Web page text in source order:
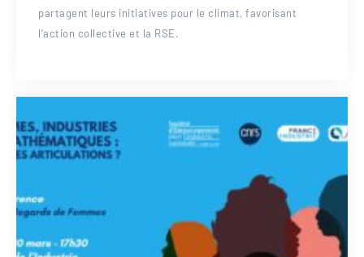
partagent leurs initiatives pour le climat, favorisant
l’action collective et la RSE.